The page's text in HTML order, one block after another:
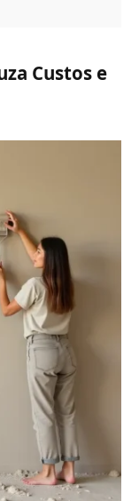
Custos e